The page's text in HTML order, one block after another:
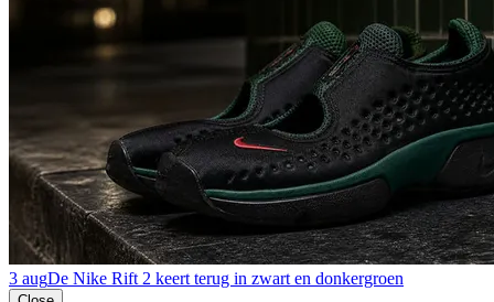
3 augDe Nike Rift 2 keert terug in zwart en donkergroen